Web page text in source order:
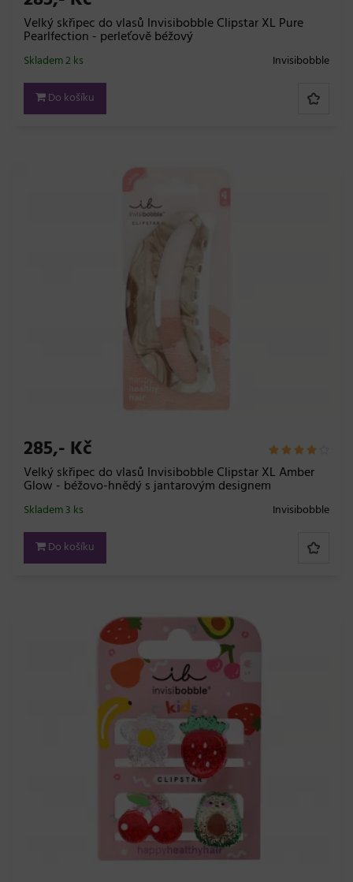
Velký skřipec do vlasů Invisibobble Clipstar XL Pure
Pearlfection - perleťově béžový
Invisibobble
Skladem 2 ks
Do košíku
285,- Kč
Velký skřipec do vlasů Invisibobble Clipstar XL Amber
Glow - béžovo-hnědý s jantarovým designem
Invisibobble
Skladem 3 ks
Do košíku